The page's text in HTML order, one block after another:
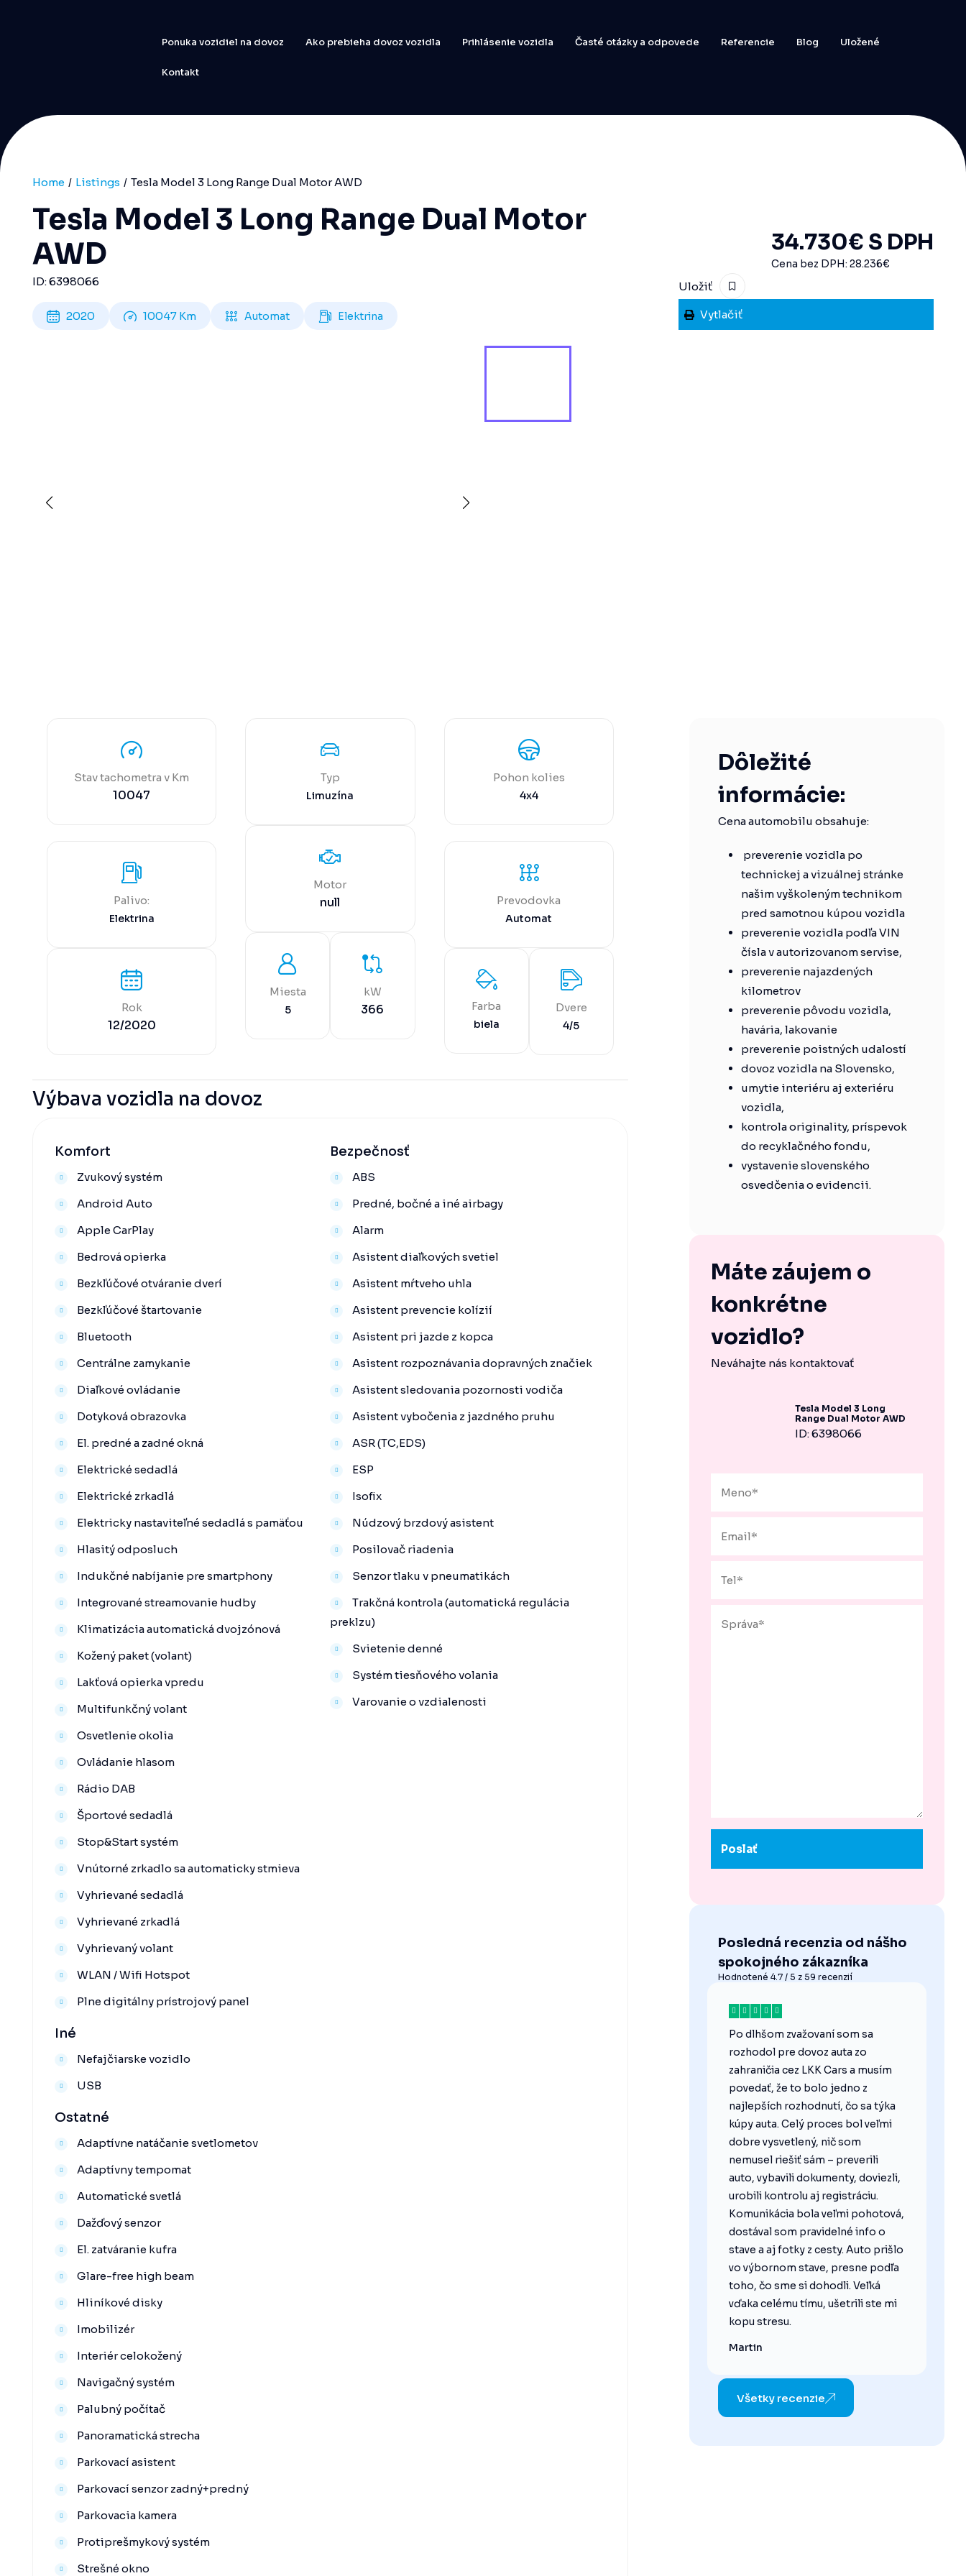
Ponuka vozidiel na dovoz Ako prebieha dovoz vozidla Prihlásenie vozidla Časté otázky a odpovede Referencie Blog Uložené
Kontakt
Home Listings Tesla Model 3 Long Range Dual Motor AWD
Tesla Model 3 Long Range Dual Motor
AWD
ID: 6398066
2020 10047 Km Automat Elektrina
34.730€ S DPH
Cena bez DPH: 28.236€
Uložiť
Vytlačiť
Stav tachometra v Km
10047
Palivo:
Elektrina
Rok
12/2020
Typ
Limuzína
Motor
null
Miesta
5
kW
366
Pohon kolies
4x4
Prevodovka
Automat
Farba
biela
Dvere
4/5
Výbava vozidla na dovoz
Komfort
Zvukový systém
Android Auto
Apple CarPlay
Bedrová opierka
Bezkľúčové otváranie dverí
Bezkľúčové štartovanie
Bluetooth
Centrálne zamykanie
Diaľkové ovládanie
Dotyková obrazovka
El. predné a zadné okná
Elektrické sedadlá
Elektrické zrkadlá
Elektricky nastaviteľné sedadlá s pamäťou
Hlasitý odposluch
Indukčné nabíjanie pre smartphony
Integrované streamovanie hudby
Klimatizácia automatická dvojzónová
Kožený paket (volant)
Lakťová opierka vpredu
Multifunkčný volant
Osvetlenie okolia
Ovládanie hlasom
Rádio DAB
Športové sedadlá
Stop&Start systém
Vnútorné zrkadlo sa automaticky stmieva
Vyhrievané sedadlá
Vyhrievané zrkadlá
Vyhrievaný volant
WLAN / Wifi Hotspot
Plne digitálny prístrojový panel
Iné
Nefajčiarske vozidlo
USB
Ostatné
Adaptívne natáčanie svetlometov
Adaptívny tempomat
Automatické svetlá
Dažďový senzor
El. zatváranie kufra
Glare-free high beam
Hliníkové disky
Imobilizér
Interiér celokožený
Navigačný systém
Palubný počítač
Panoramatická strecha
Parkovací asistent
Parkovací senzor zadný+predný
Parkovacia kamera
Protiprešmykový systém
Strešné okno
Bezpečnosť
ABS
Predné, bočné a iné airbagy
Alarm
Asistent diaľkových svetiel
Asistent mŕtveho uhla
Asistent prevencie kolízií
Asistent pri jazde z kopca
Asistent rozpoznávania dopravných značiek
Asistent sledovania pozornosti vodiča
Asistent vybočenia z jazdného pruhu
ASR (TC,EDS)
ESP
Isofix
Núdzový brzdový asistent
Posilovač riadenia
Senzor tlaku v pneumatikách
Trakčná kontrola (automatická regulácia
preklzu)
Svietenie denné
Systém tiesňového volania
Varovanie o vzdialenosti
Dôležité
informácie:
Cena automobilu obsahuje:
preverenie vozidla po
technickej a vizuálnej stránke
našim vyškoleným technikom
pred samotnou kúpou vozidla
preverenie vozidla podľa VIN
čísla v autorizovanom servise,
preverenie najazdených
kilometrov
preverenie pôvodu vozidla,
havária, lakovanie
preverenie poistných udalostí
dovoz vozidla na Slovensko,
umytie interiéru aj exteriéru
vozidla,
kontrola originality, príspevok
do recyklačného fondu,
vystavenie slovenského
osvedčenia o evidencii.
Máte záujem o
konkrétne
vozidlo?
Neváhajte nás kontaktovať
Tesla Model 3 Long
Range Dual Motor AWD
ID: 6398066
Posledná recenzia od nášho
spokojného zákazníka
Hodnotené 4.7 / 5 z 59 recenzií
Po dlhšom zvažovaní som sa
rozhodol pre dovoz auta zo
zahraničia cez LKK Cars a musím
povedať, že to bolo jedno z
najlepších rozhodnutí, čo sa týka
kúpy auta. Celý proces bol veľmi
dobre vysvetlený, nič som
nemusel riešiť sám – preverili
auto, vybavili dokumenty, doviezli,
urobili kontrolu aj registráciu.
Komunikácia bola veľmi pohotová,
dostával som pravidelné info o
stave a aj fotky z cesty. Auto prišlo
vo výbornom stave, presne podľa
toho, čo sme si dohodli. Veľká
vďaka celému tímu, ušetrili ste mi
kopu stresu.
Martin
Všetky recenzie